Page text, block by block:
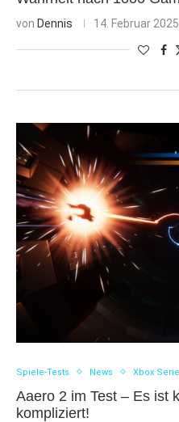
von Dennis 14. Februar 2025
Spiele-Tests News Xbox
Aaero 2 im Test – Es ist
kompliziert!